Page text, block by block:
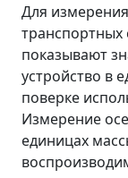
Для
транспортных
показывают
устройство в
поверке
Измерение
единицах